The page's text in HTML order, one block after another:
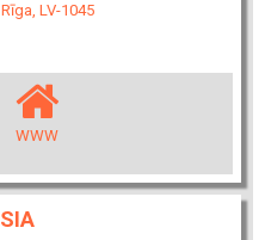
LV-1045
WWW